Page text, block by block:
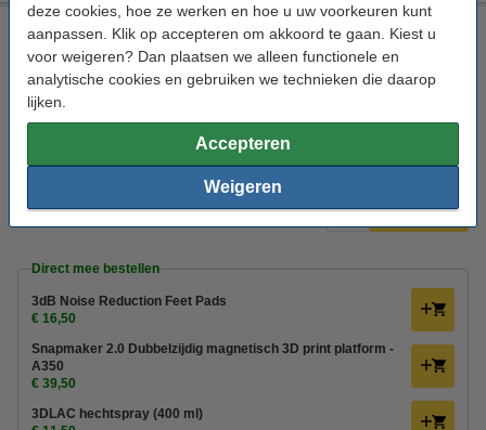
deze cookies, hoe ze werken en hoe u uw voorkeuren kunt
aanpassen. Klik op accepteren om akkoord te gaan. Kiest u
voor weigeren? Dan plaatsen we alleen functionele en
analytische cookies en gebruiken we technieken die daarop
lijken.
Accepteren
Weigeren
Snapmaker 2.0 F350 3D Printer
Filament 3D-Printer Snapmaker FDM/FFF
Direct leverbaar
Morgen in huis
€ 1.099,00
Bestellen
Direct mee bestellen
3dB Noise Reduction Feet Pads
€ 16,50
Snapmaker 2.0 Dubbelzijdig magnetisch 3D print platform -
A350
€ 39,50
3DLAC hechtspray (400 ml)